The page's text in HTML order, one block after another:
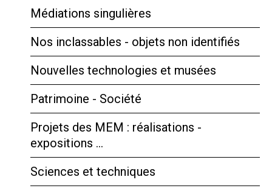
Médiations singulières
Nos inclassables - objets non identifiés
Nouvelles technologies et musées
Patrimoine - Société
Projets des MEM : réalisations -
expositions …
Sciences et techniques